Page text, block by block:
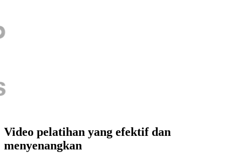
Video pelatihan yang efektif dan
menyenangkan